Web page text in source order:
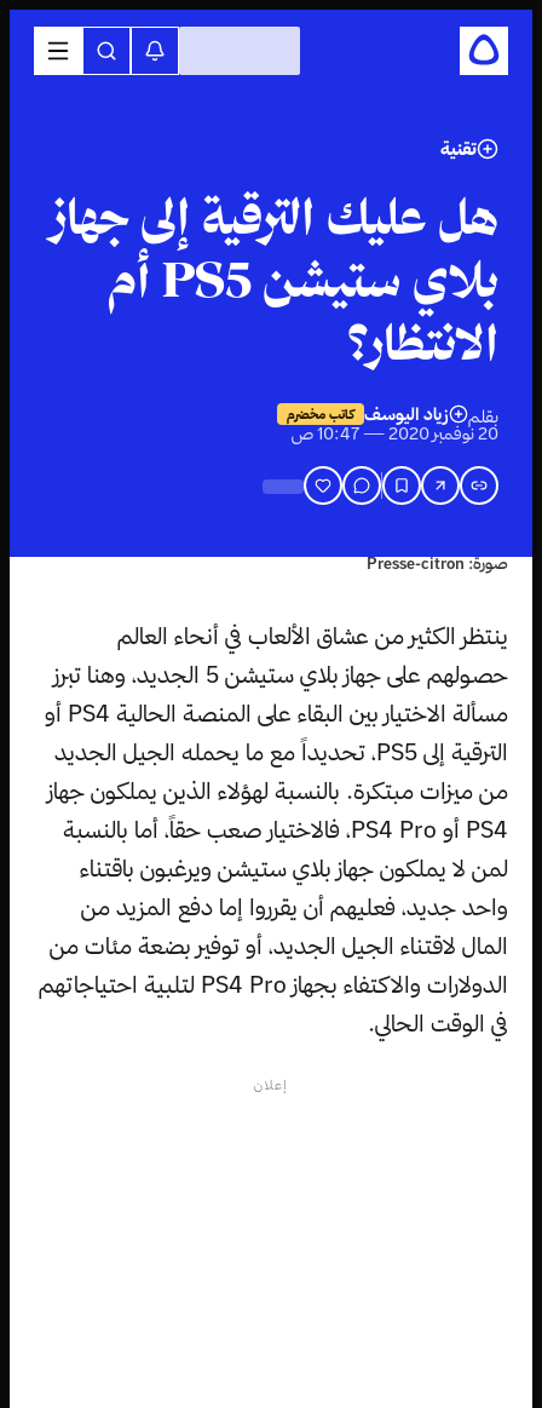
تقنية
هل عليك الترقية إلى جهاز
بلاي ستيشن PS5 أم
الانتظار؟
بقلم زياد اليوسف كاتب مخضرم
20 نوفمبر 2020 — 10:47 ص
صورة: Presse-citron
ينتظر الكثير من عشاق الألعاب في أنحاء العالم
حصولهم على جهاز بلاي ستيشن 5 الجديد، وهنا تبرز
مسألة الاختيار بين البقاء على المنصة الحالية PS4 أو
الترقية إلى PS5، تحديداً مع ما يحمله الجيل الجديد
من ميزات مبتكرة. بالنسبة لهؤلاء الذين يملكون جهاز
PS4 أو PS4 Pro، فالاختيار صعب حقاً، أما بالنسبة
لمن لا يملكون جهاز بلاي ستيشن ويرغبون باقتناء
واحد جديد، فعليهم أن يقرروا إما دفع المزيد من
المال لاقتناء الجيل الجديد، أو توفير بضعة مئات من
الدولارات والاكتفاء بجهاز PS4 Pro لتلبية احتياجاتهم
في الوقت الحالي.
إعلان